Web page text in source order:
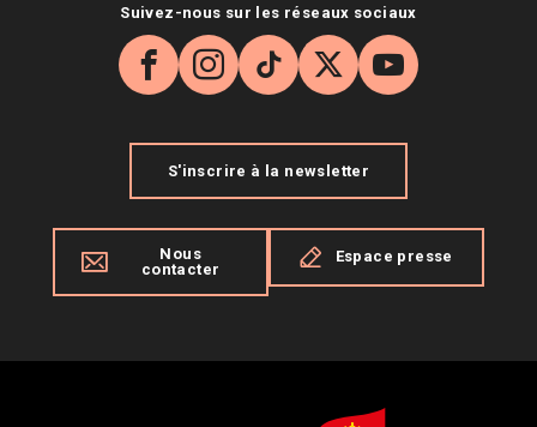
Suivez-nous sur les réseaux sociaux
Facebook
Instagram
TikTok
X YouTube
S'inscrire à la newsletter
Nous
contacter
Espace presse